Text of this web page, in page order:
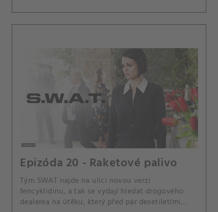
Epizóda 20 - Raketové palivo
Tým SWAT najde na ulici novou verzi
fencyklidinu, a tak se vydají hledat drogového
dealerea na útěku, který před pár desetiletími